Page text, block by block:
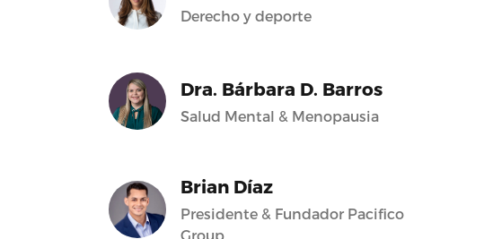
Derecho y deporte
Dra. Bárbara D. Barros
Salud Mental & Menopausia
Brian Díaz
Presidente & Fundador Pacifico
Group